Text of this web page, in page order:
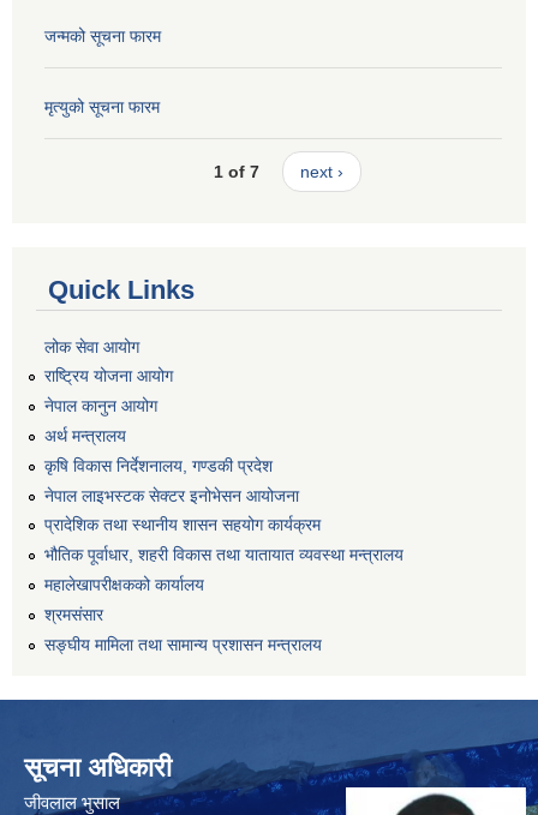
जन्मको सूचना फारम
मृत्युको सूचना फारम
1 of 7 next ›
Quick Links
लोक सेवा आयोग
राष्ट्रिय योजना आयोग
नेपाल कानुन आयोग
अर्थ मन्त्रालय
कृषि विकास निर्देशनालय, गण्डकी प्रदेश
नेपाल लाइभस्टक सेक्टर इनोभेसन आयोजना
प्रादेशिक तथा स्थानीय शासन सहयोग कार्यक्रम
भौतिक पूर्वाधार, शहरी विकास तथा यातायात व्यवस्था मन्त्रालय
महालेखापरीक्षकको कार्यालय
श्रमसंसार
सङ्घीय मामिला तथा सामान्य प्रशासन मन्त्रालय
सूचना अधिकारी
जीवलाल भुसाल